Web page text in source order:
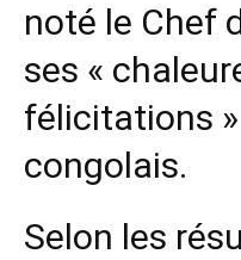
noté le Chef
ses «
félicitations
congolais.
Selon les